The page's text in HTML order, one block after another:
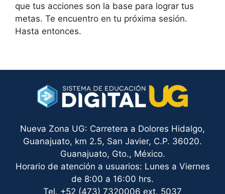
que tus acciones son la base para lograr tus
metas. Te encuentro en tu próxima sesión.
Hasta entonces.
Nueva Zona UG: Carretera a Dolores Hidalgo,
Guanajuato, km 2.5, San Javier, C.P. 36020.
Guanajuato, Gto., México.
Horario de atención a usuarios: Lunes a Viernes
de 8:00 a 16:00 hrs.
Tel. +52 (473) 7320006 ext. 5037